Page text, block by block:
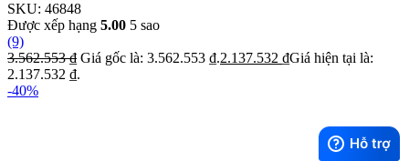
SKU: 46848
Được xếp hạng 5.00 5 sao
(9)
3.562.553₫ Giá gốc là: 3.562.553 ₫.2.137.532 ₫Giá hiện tại là:
2.137.532 ₫.
-40%